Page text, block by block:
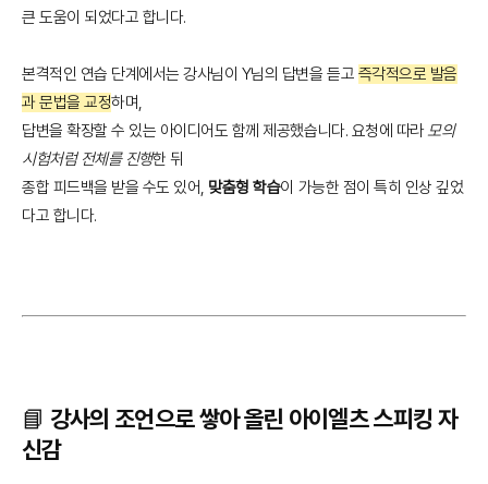
큰 도움이 되었다고 합니다.
본격적인 연습 단계에서는 강사님이 Y님의 답변을 듣고 즉각적으로 발음
과 문법을 교정하며,
답변을 확장할 수 있는 아이디어도 함께 제공했습니다. 요청에 따라모의
시험처럼 전체를 진행한 뒤
종합 피드백을 받을 수도 있어, 맞춤형 학습이 가능한 점이 특히 인상 깊었
다고 합니다.
📘 강사의 조언으로 쌓아 올린 아이엘츠 스피킹 자
신감